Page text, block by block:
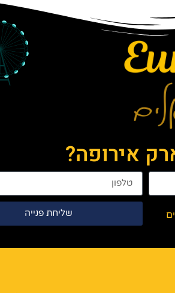
אירופה?
שליחת פנייה